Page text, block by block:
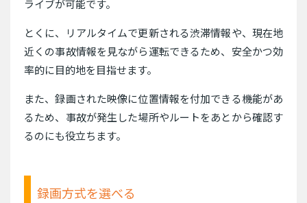
ライブが可能です。
とくに、リアルタイムで更新される渋滞情報や、現在地
近くの事故情報を見ながら運転できるため、安全かつ効
率的に目的地を目指せます。
また、録画された映像に位置情報を付加できる機能があ
るため、事故が発生した場所やルートをあとから確認す
るのにも役立ちます。
録画方式を選べる